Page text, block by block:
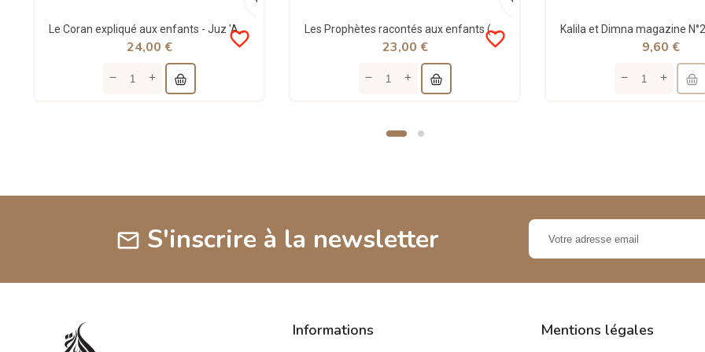
Le Coran expliqué aux enfants - Juz 'Amma - Tawhid
favorite_border
24,00 €
Les Prophètes racontés aux enfants (Adam, Noûh, Sâlih, Ibrahîm, etc...) - Siham Andalouci - Tawhid
favorite_border
23,00 € 9,60 €
mail S'inscrire à la newsletter
Informations Mentions légales